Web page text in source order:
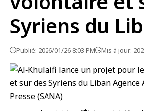
Syriens du
Publié: 2026/01/26 8:03 PM Mis à jour: